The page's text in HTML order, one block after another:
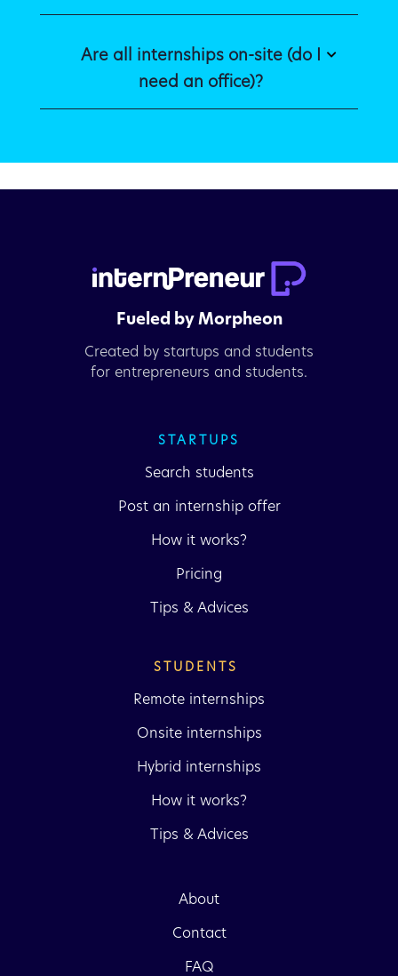
Are all internships on-site (do I
need an office)?
Fueled by Morpheon
Created by startups and students
for entrepreneurs and students.
STARTUPS
Search students
Post an internship offer
How it works?
Pricing
Tips & Advices
STUDENTS
Remote internships
Onsite internships
Hybrid internships
How it works?
Tips & Advices
About
Contact
FAQ